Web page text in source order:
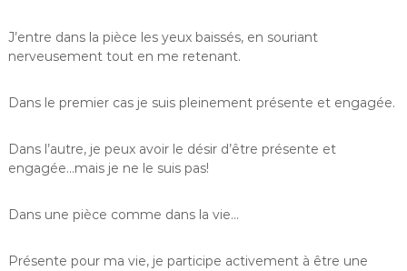
J’entre dans la pièce les yeux baissés, en souriant
nerveusement tout en me retenant.
Dans le premier cas je suis pleinement présente et engagée.
Dans l’autre, je peux avoir le désir d’être présente et
engagée…mais je ne le suis pas!
Dans une pièce comme dans la vie…
Présente pour ma vie, je participe activement à être une